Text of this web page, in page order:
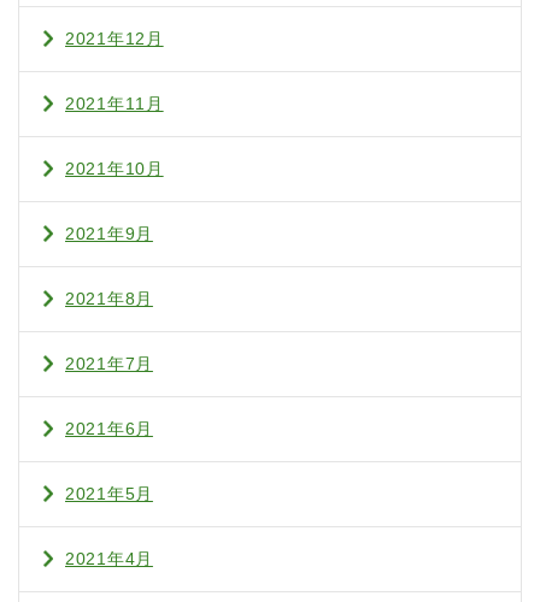
2021年12月
2021年11月
2021年10月
2021年9月
2021年8月
2021年7月
2021年6月
2021年5月
2021年4月